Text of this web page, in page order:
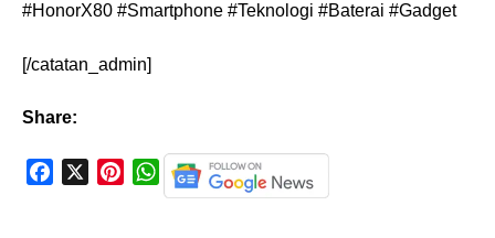
#HonorX80 #Smartphone #Teknologi #Baterai #Gadget
[/catatan_admin]
Share:
W
h